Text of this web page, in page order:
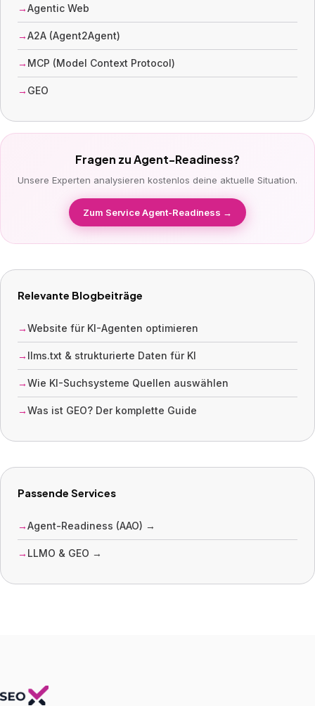
Agentic Web
A2A (Agent2Agent)
MCP (Model Context Protocol)
GEO
Fragen zu Agent-Readiness?
Unsere Experten analysieren kostenlos deine aktuelle Situation.
Zum Service Agent-Readiness →
Relevante Blogbeiträge
Website für KI-Agenten optimieren
llms.txt & strukturierte Daten für KI
Wie KI-Suchsysteme Quellen auswählen
Was ist GEO? Der komplette Guide
Passende Services
Agent-Readiness (AAO) →
LLMO & GEO →